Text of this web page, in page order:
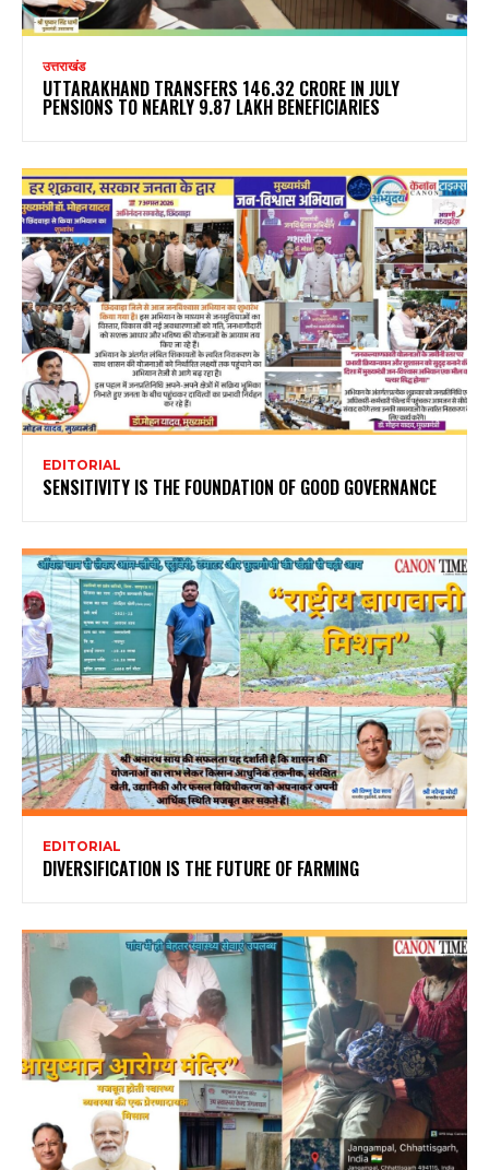
उत्तराखंड
UTTARAKHAND TRANSFERS ₹146.32 CRORE IN JULY
PENSIONS TO NEARLY 9.87 LAKH BENEFICIARIES
EDITORIAL
SENSITIVITY IS THE FOUNDATION OF GOOD GOVERNANCE
EDITORIAL
DIVERSIFICATION IS THE FUTURE OF FARMING